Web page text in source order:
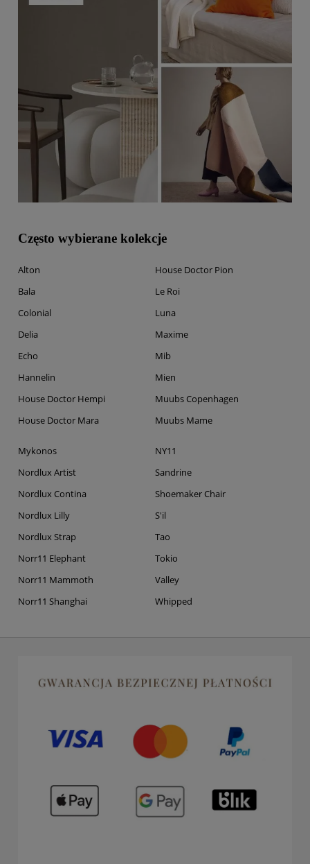
Często wybierane kolekcje
Alton
Bala
Colonial
Delia
Echo
Hannelin
House Doctor Hempi
House Doctor Mara
House Doctor Pion
Le Roi
Luna
Maxime
Mib
Mien
Muubs Copenhagen
Muubs Mame
Mykonos
Nordlux Artist
Nordlux Contina
Nordlux Lilly
Nordlux Strap
Norr11 Elephant
Norr11 Mammoth
Norr11 Shanghai
NY11
Sandrine
Shoemaker Chair
S'il
Tao
Tokio
Valley
Whipped